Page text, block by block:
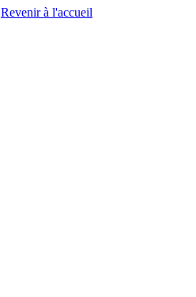
Revenir à l'accueil